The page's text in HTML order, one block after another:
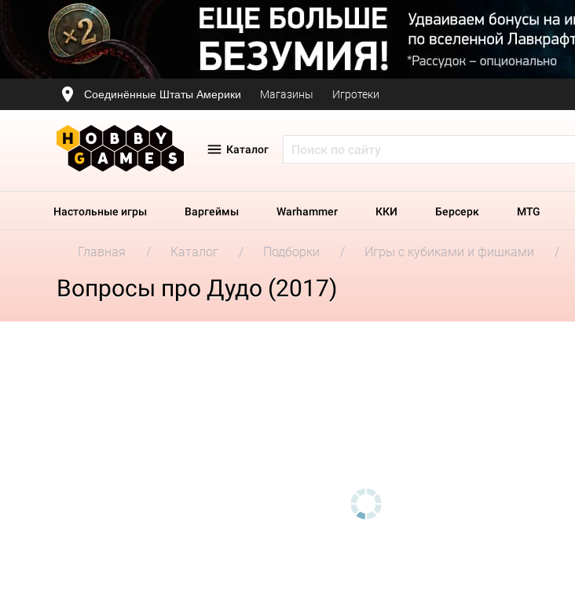
Соединённые Штаты Америки Магазины Игротеки
Каталог
Настольные игры Варгеймы Warhammer ККИ Берсерк MTG
Главная Каталог Подборки Игры с кубиками и фишками
Вопросы про Дудо (2017)